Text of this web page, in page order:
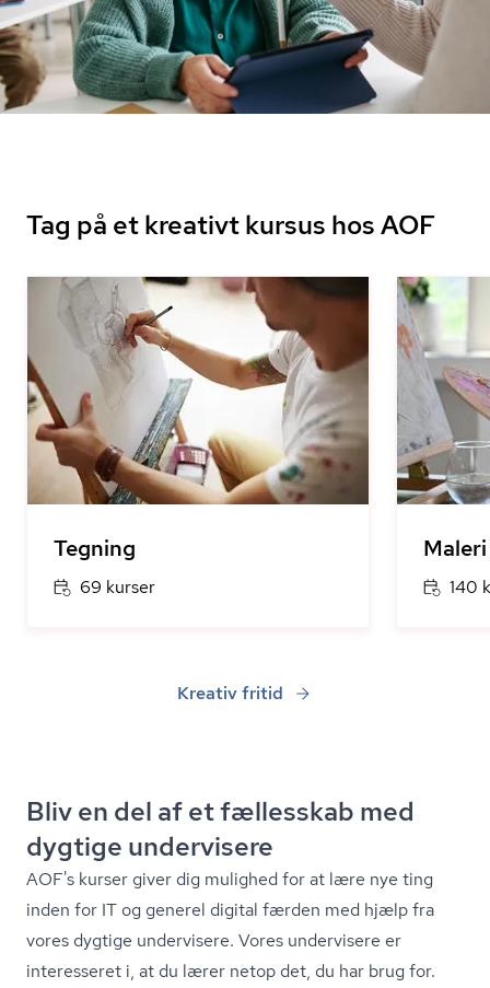
Tag på et kreativt kursus hos AOF
Tegning
69 kurser
Maleri
140
Kreativ fritid
Bliv en del af et fællesskab med
dygtige undervisere
AOF's kurser giver dig mulighed for at lære nye ting
inden for IT og generel digital færden med hjælp fra
vores dygtige undervisere. Vores undervisere er
interesseret i, at du lærer netop det, du har brug for.